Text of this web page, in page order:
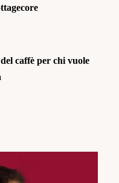
caffè per chi vuole